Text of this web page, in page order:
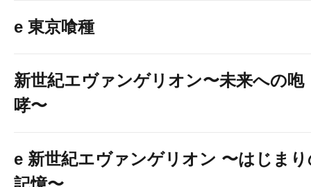
e 東京喰種
新世紀エヴァンゲリオン〜未来への咆
哮〜
e 新世紀エヴァンゲリオン 〜はじま